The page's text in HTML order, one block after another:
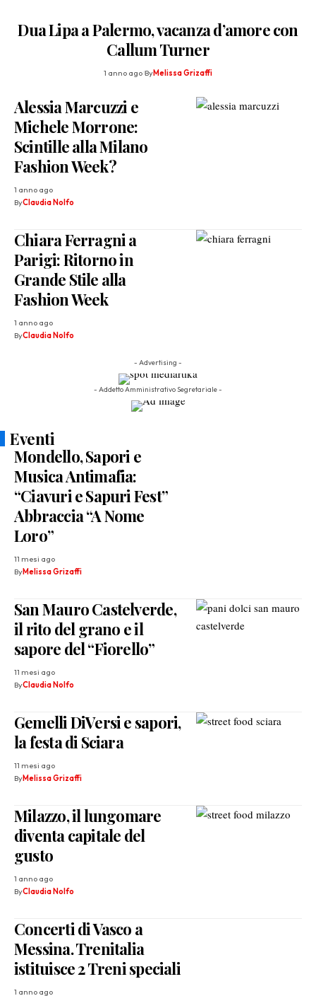
Dua Lipa a Palermo, vacanza d’amore con
Callum Turner
1 anno ago ByMelissa Grizaffi
Alessia Marcuzzi e
Michele Morrone:
Scintille alla Milano
Fashion Week?
1 anno ago
ByClaudia Nolfo
Chiara Ferragni a
Parigi: Ritorno in
Grande Stile alla
Fashion Week
1 anno ago
ByClaudia Nolfo
- Advertising -
- Addetto Amministrativo Segretariale -
Eventi
Mondello, Sapori e
Musica Antimafia:
“Ciavuri e Sapuri Fest”
Abbraccia “A Nome
Loro”
11 mesi ago
ByMelissa Grizaffi
San Mauro Castelverde,
il rito del grano e il
sapore del “Fiorello”
11 mesi ago
ByClaudia Nolfo
Gemelli DiVersi e sapori,
la festa di Sciara
11 mesi ago
ByMelissa Grizaffi
Milazzo, il lungomare
diventa capitale del
gusto
1 anno ago
ByClaudia Nolfo
Concerti di Vasco a
Messina. Trenitalia
istituisce 2 Treni speciali
1 anno ago